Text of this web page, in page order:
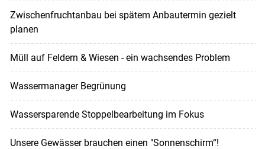
Zwischenfruchtanbau bei spätem Anbautermin gezielt
planen
Müll auf Feldern & Wiesen - ein wachsendes Problem
Wassermanager Begrünung
Wassersparende Stoppelbearbeitung im Fokus
Unsere Gewässer brauchen einen "Sonnenschirm“!